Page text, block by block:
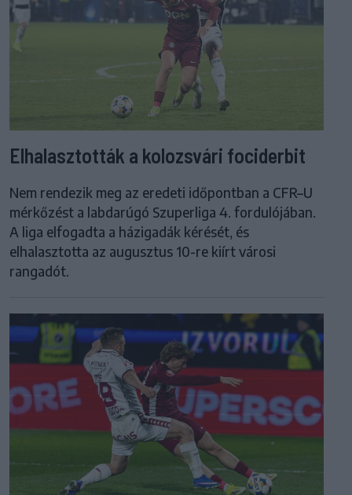
Elhalasztották a kolozsvári fociderbit
Nem rendezik meg az eredeti időpontban a CFR–U
mérkőzést a labdarúgó Szuperliga 4. fordulójában.
A liga elfogadta a házigadák kérését, és
elhalasztotta az augusztus 10-re kiírt városi
rangadót.